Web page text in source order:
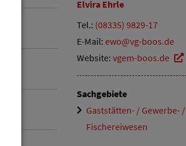
Elvira Ehrle
Tel.: (08335) 9829-17
E-Mail: ewo@vg-boos.de
Website: vgem-boos.de
Sachgebiete
Gaststätten- / Gewerbe- /
Fischereiwesen